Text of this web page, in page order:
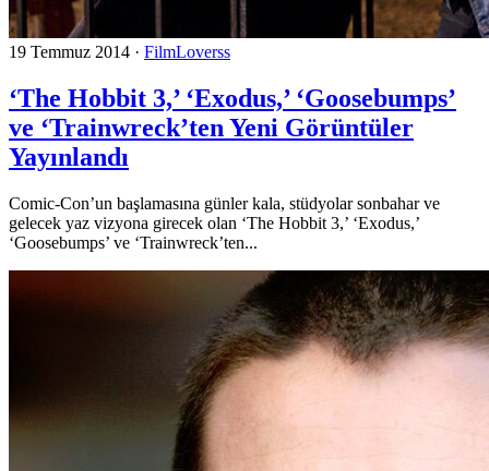
19 Temmuz 2014 · FilmLoverss
‘The Hobbit 3,’ ‘Exodus,’ ‘Goosebumps’
ve ‘Trainwreck’ten Yeni Görüntüler
Yayınlandı
Comic-Con’un başlamasına günler kala, stüdyolar sonbahar ve
gelecek yaz vizyona girecek olan ‘The Hobbit 3,’ ‘Exodus,’
‘Goosebumps’ ve ‘Trainwreck’ten...